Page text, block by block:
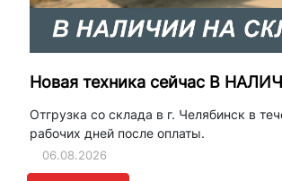
Новая техника сейчас В
Отгрузка со склада в г. Челябинск в
рабочих дней после оплаты.
06.08.2026